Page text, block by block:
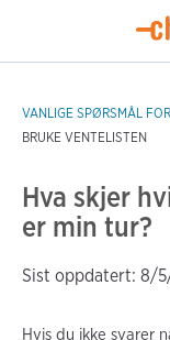
VANLIGE SPØRSMÅL
BRUKE VENTELISTEN
Hva skjer
er min tur?
Sist oppdatert: 8/
Hvis du ikke svarer